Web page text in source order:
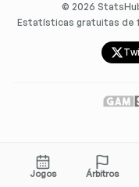
© 2026
Estatísticas gratuitas de
Jogos Árbitros